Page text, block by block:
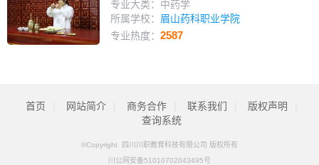
专业大类：中药学
所属学校： 眉山药科职业学院
专业热度： 2587
首页 网站简介 商务合作 联系我们 版权声明
查询系统
©Copyright 四川川职教育科技有限公司 版权所有
川公网安备51010702043495号